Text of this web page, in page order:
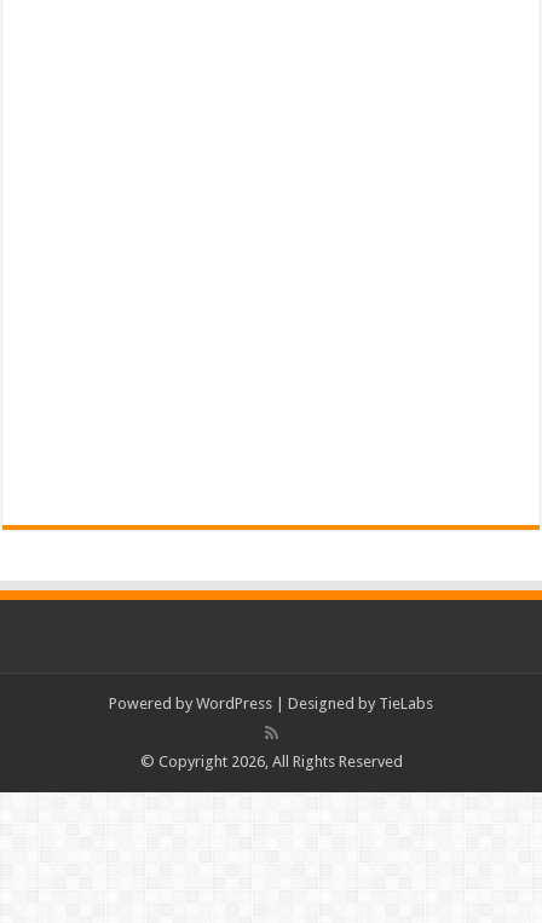
Powered by WordPress | Designed by TieLabs
© Copyright 2026, All Rights Reserved